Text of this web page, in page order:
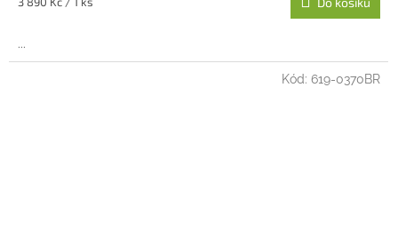
A
...
Kód: 619-0370BR